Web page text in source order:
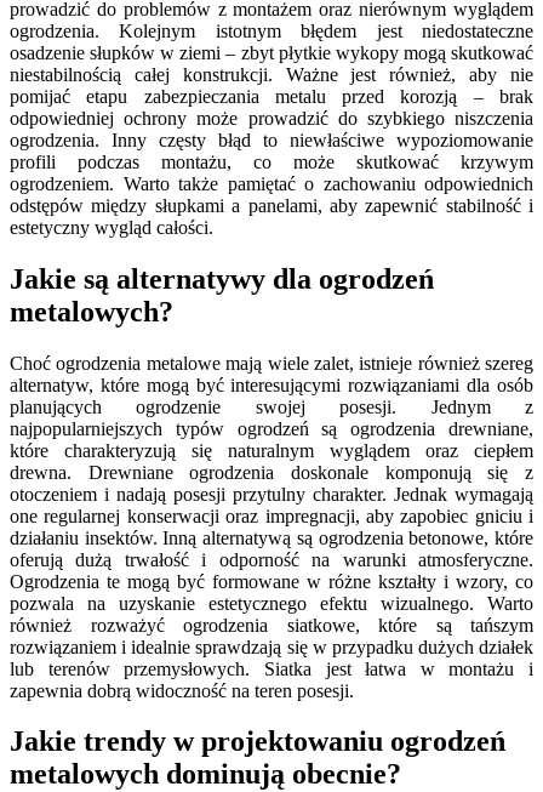
prowadzić do problemów z montażem oraz nierównym wyglądem
ogrodzenia. Kolejnym istotnym błędem jest niedostateczne
osadzenie słupków w ziemi – zbyt płytkie wykopy mogą skutkować
niestabilnością całej konstrukcji. Ważne jest również, aby nie
pomijać etapu zabezpieczania metalu przed korozją – brak
odpowiedniej ochrony może prowadzić do szybkiego niszczenia
ogrodzenia. Inny częsty błąd to niewłaściwe wypoziomowanie
profili podczas montażu, co może skutkować krzywym
ogrodzeniem. Warto także pamiętać o zachowaniu odpowiednich
odstępów między słupkami a panelami, aby zapewnić stabilność i
estetyczny wygląd całości.
Jakie są alternatywy dla ogrodzeń
metalowych?
Choć ogrodzenia metalowe mają wiele zalet, istnieje również szereg
alternatyw, które mogą być interesującymi rozwiązaniami dla osób
planujących ogrodzenie swojej posesji. Jednym z
najpopularniejszych typów ogrodzeń są ogrodzenia drewniane,
które charakteryzują się naturalnym wyglądem oraz ciepłem
drewna. Drewniane ogrodzenia doskonale komponują się z
otoczeniem i nadają posesji przytulny charakter. Jednak wymagają
one regularnej konserwacji oraz impregnacji, aby zapobiec gniciu i
działaniu insektów. Inną alternatywą są ogrodzenia betonowe, które
oferują dużą trwałość i odporność na warunki atmosferyczne.
Ogrodzenia te mogą być formowane w różne kształty i wzory, co
pozwala na uzyskanie estetycznego efektu wizualnego. Warto
również rozważyć ogrodzenia siatkowe, które są tańszym
rozwiązaniem i idealnie sprawdzają się w przypadku dużych działek
lub terenów przemysłowych. Siatka jest łatwa w montażu i
zapewnia dobrą widoczność na teren posesji.
Jakie trendy w projektowaniu ogrodzeń
metalowych dominują obecnie?